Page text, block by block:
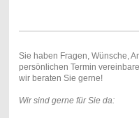
Sie haben Fragen, Wünsche,
persönlichen Termin
wir beraten Sie gerne!
Wir sind gerne für Sie da: